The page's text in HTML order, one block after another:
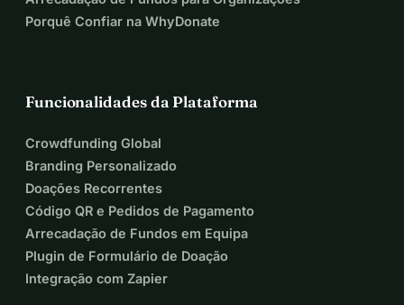
Porquê Confiar na WhyDonate
Funcionalidades da Plataforma
Crowdfunding Global
Branding Personalizado
Doações Recorrentes
Código QR e Pedidos de Pagamento
Arrecadação de Fundos em Equipa
Plugin de Formulário de Doação
Integração com Zapier